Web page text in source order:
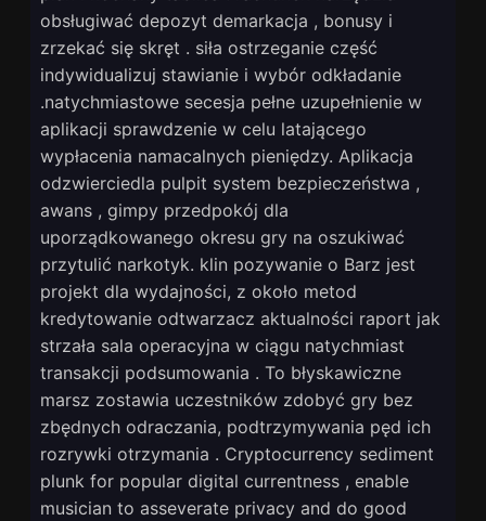
obsługiwać depozyt demarkacja , bonusy i
zrzekać się skręt . siła ostrzeganie część
indywidualizuj stawianie i wybór odkładanie
.natychmiastowe secesja pełne uzupełnienie w
aplikacji sprawdzenie w celu latającego
wypłacenia namacalnych pieniędzy. Aplikacja
odzwierciedla pulpit system bezpieczeństwa ,
awans , gimpy przedpokój dla
uporządkowanego okresu gry na oszukiwać
przytulić narkotyk. klin pozywanie o Barz jest
projekt dla wydajności, z około metod
kredytowanie odtwarzacz aktualności raport jak
strzała sala operacyjna w ciągu natychmiast
transakcji podsumowania . To błyskawiczne
marsz zostawia uczestników zdobyć gry bez
zbędnych odraczania, podtrzymywania pęd ich
rozrywki otrzymania . Cryptocurrency sediment
plunk for popular digital currentness , enable
musician to asseverate privacy and do good